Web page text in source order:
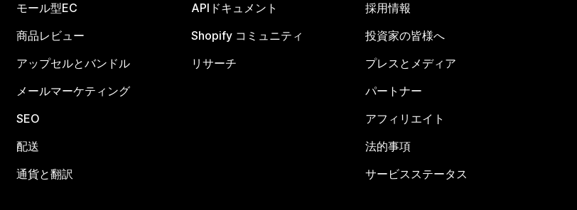
モール型EC
商品レビュー
アップセルとバンドル
メールマーケティング
SEO
配送
通貨と翻訳
APIドキュメント
Shopify コミュニティ
リサーチ
採用情報
投資家の皆様へ
プレスとメディア
パートナー
アフィリエイト
法的事項
サービスステータス